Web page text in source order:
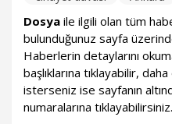
Dosya ile ilgili olan tüm
bulunduğunuz sayfa
Haberlerin detaylarını
başlıklarına tıklayabilir,
isterseniz ise sayfanın
numaralarına tıklayabilirsiniz.